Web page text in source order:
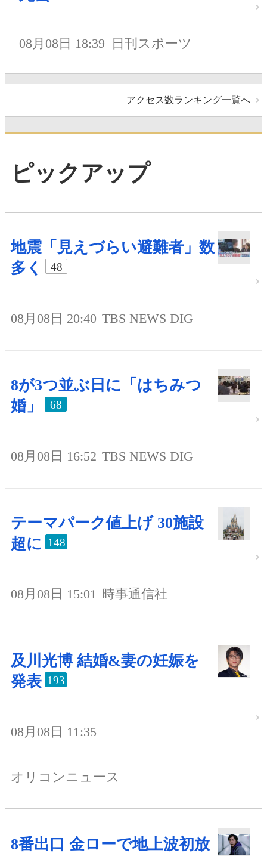
08月08日 18:39 日刊スポーツ
アクセス数ランキング一覧へ
ピックアップ
地震「見えづらい避難者」数
多く
48
08月08日 20:40 TBS NEWS DIG
8が3つ並ぶ日に「はちみつ
婚」
68
08月08日 16:52 TBS NEWS DIG
テーマパーク値上げ 30施設
超に 148
08月08日 15:01 時事通信社
及川光博 結婚&妻の妊娠を
発表 193
08月08日 11:35
オリコンニュース
8番出口 金ローで地上波初放